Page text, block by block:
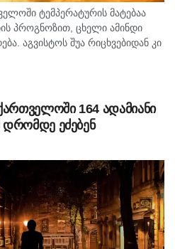
ტემპერატურის მატებაა
პროგნოზით, ცხელი ამინდი
აგვისტოს შუა რიცხვებიდან კი
"ტემპერატურამ აგვისტოს
მიაღწიოს, ანუ ამ...
164 ადამიანი
დრომდე ეძებენ